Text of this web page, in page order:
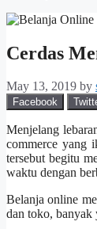
Cerdas
May 13, 2019 by
Facebook
Menjelang
commerce yang
tersebut begitu
waktu dengan
Belanja online
dan toko, banyak